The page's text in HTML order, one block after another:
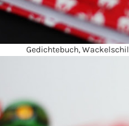
Gedichtebuch,